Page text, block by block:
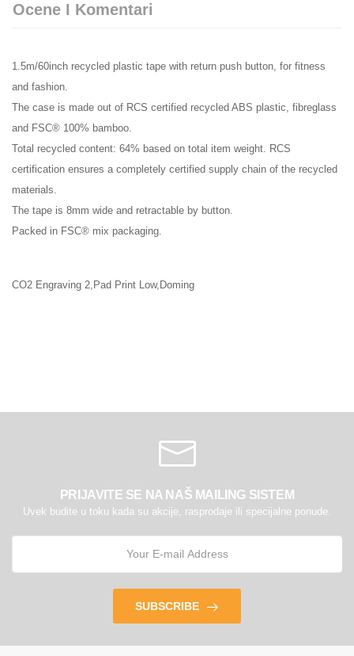
Ocene I Komentari
1.5m/60inch recycled plastic tape with return push button, for fitness
and fashion.
The case is made out of RCS certified recycled ABS plastic, fibreglass
and FSC® 100% bamboo.
Total recycled content: 64% based on total item weight. RCS
certification ensures a completely certified supply chain of the recycled
materials.
The tape is 8mm wide and retractable by button.
Packed in FSC® mix packaging.
CO2 Engraving 2,Pad Print Low,Doming
PRIJAVITE SE NA NAŠ MAILING SISTEM
Uvek budite u toku kada su akcije, rasprodaje ili specijalne ponude.
SUBSCRIBE